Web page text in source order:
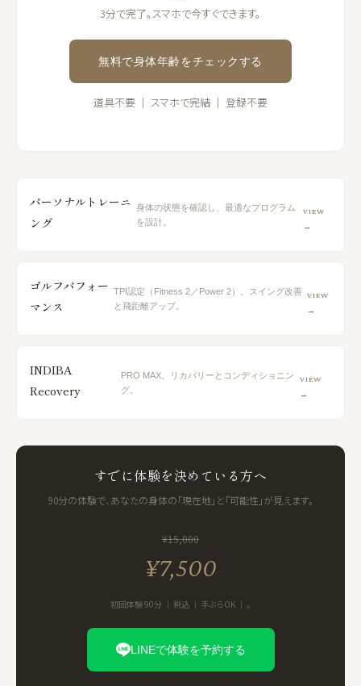
3分で完了。スマホで今すぐできます。
無料で身体年齢をチェックする
道具不要 ｜ スマホで完結 ｜ 登録不要
パーソナルトレーニ
ング
身体の状態を確認し、最適なプログラム
を設計。
VIEW
→
ゴルフパフォー
マンス
TPI認定（Fitness 2／Power 2）。スイング改善
と飛距離アップ。
VIEW
→
INDIBA
Recovery
PRO MAX。リカバリーとコンディショニン
グ。
VIEW
→
すでに体験を決めている方へ
90分の体験で、あなたの身体の「現在地」と「可能性」が見えます。
¥15,000
¥7,500
初回体験 90分 ｜ 税込 ｜ 手ぶらOK ｜ 。
LINEで体験を予約する